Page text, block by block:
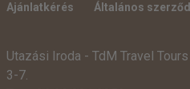
Ajánlatkérés
Általános
Utazási Iroda - TdM Travel
3-7.